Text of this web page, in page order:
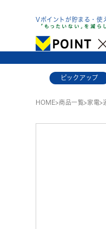
Vポイントが貯まる・使
ピックアップ
HOME>商品一覧>家電>